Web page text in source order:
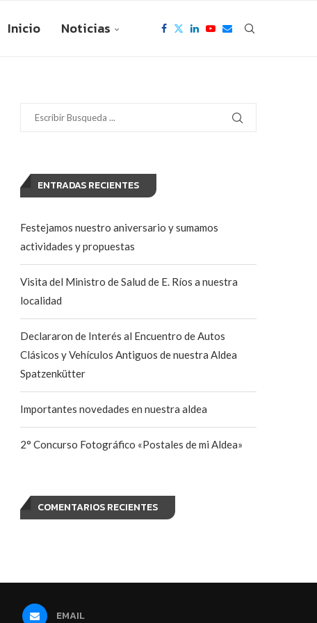
Inicio Noticias
ENTRADAS RECIENTES
Festejamos nuestro aniversario y sumamos
actividades y propuestas
Visita del Ministro de Salud de E. Ríos a nuestra
localidad
Declararon de Interés al Encuentro de Autos
Clásicos y Vehículos Antiguos de nuestra Aldea
Spatzenkütter
Importantes novedades en nuestra aldea
2° Concurso Fotográfico «Postales de mi Aldea»
COMENTARIOS RECIENTES
EMAIL